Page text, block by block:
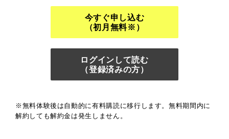
今すぐ申し込む
（初月無料※）
ログインして読む
（登録済みの方）
※無料体験後は自動的に有料購読に移行します。無料期間内に
解約しても解約金は発生しません。